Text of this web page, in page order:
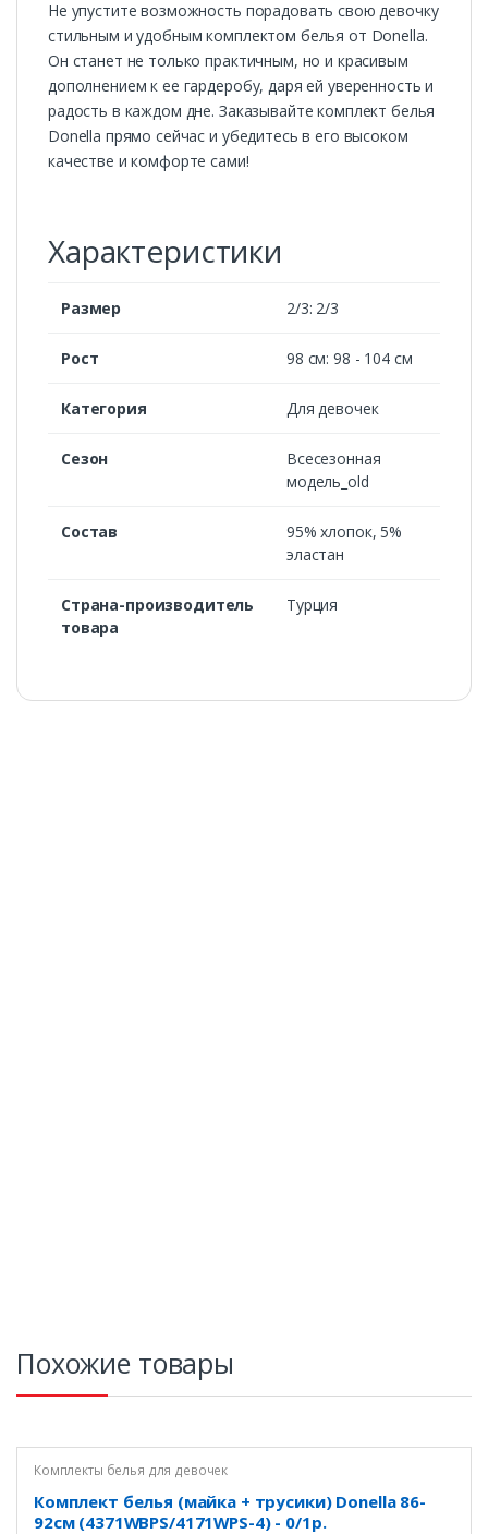
Не упустите возможность порадовать свою девочку
стильным и удобным комплектом белья от Donella.
Он станет не только практичным, но и красивым
дополнением к ее гардеробу, даря ей уверенность и
радость в каждом дне. Заказывайте комплект белья
Donella прямо сейчас и убедитесь в его высоком
качестве и комфорте сами!
Характеристики
Размер 2/3: 2/3
Рост 98 см: 98 - 104 см
Категория Для девочек
Сезон
Всесезонная
модель_old
Состав
95% хлопок, 5%
эластан
Страна-производитель
товара
Турция
Похожие товары
Комплекты белья для девочек
Комплект белья (майка + трусики) Donella 86-
92см (4371WBPS/4171WPS-4) - 0/1р.